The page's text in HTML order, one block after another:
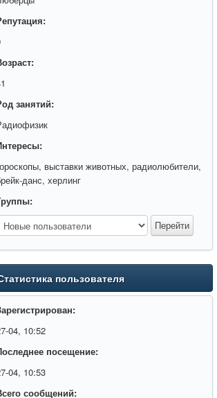
занятий:
выставки животных, радиолюбители,
данс, херлинг
пользователя
04, 10:52
посещение:
04, 10:53
сообщений: